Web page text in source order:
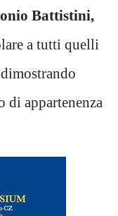
Battistini,
a tutti quelli
di appartenenza